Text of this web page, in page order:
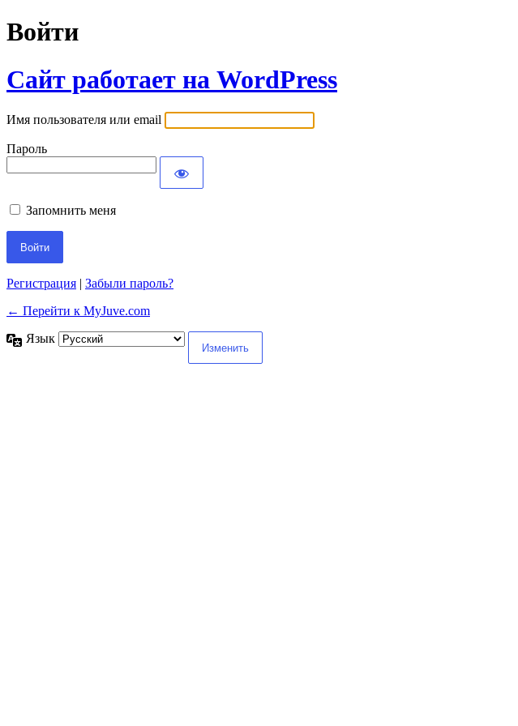
Войти
Сайт работает на WordPress
Имя пользователя или email
Пароль
Запомнить меня
Регистрация | Забыли пароль?
← Перейти к MyJuve.com
Язык